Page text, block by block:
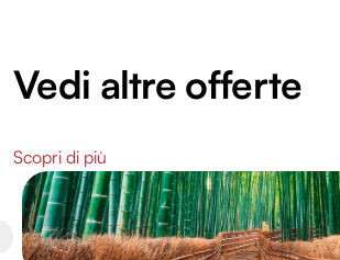
Vedi altre offerte
Scopri di più